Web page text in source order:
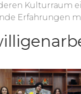
Kulturraum
Erfahrungen